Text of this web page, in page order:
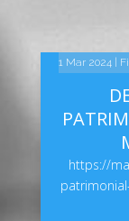
https://
14 Fév 2025 |
10 Fév 2025 |
1 Mar 2024|